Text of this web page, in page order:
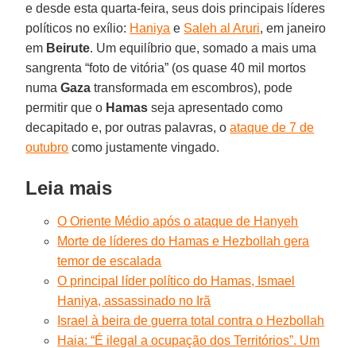
e desde esta quarta-feira, seus dois principais líderes
políticos no exílio: Haniya e Saleh al Aruri, em janeiro
em Beirute. Um equilíbrio que, somado a mais uma
sangrenta “foto de vitória” (os quase 40 mil mortos
numaGaza transformada em escombros), pode
permitir que o Hamas seja apresentado como
decapitado e, por outras palavras, oataque de 7 de
outubro como justamente vingado.
Leia mais
O Oriente Médio após o ataque de Hanyeh
Morte de líderes do Hamas e Hezbollah gera
temor de escalada
O principal líder político do Hamas, Ismael
Haniya, assassinado no Irã
Israel à beira de guerra total contra o Hezbollah
Haia: “É ilegal a ocupação dos Territórios”. Um